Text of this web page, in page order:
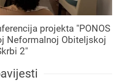
projekta "PONOS
Neformalnoj Obiteljskoj
2"